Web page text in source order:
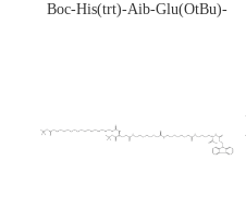
Boc-His(trt)-Aib-Glu(OtBu)-